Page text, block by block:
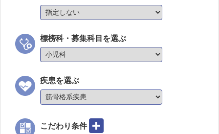
標榜科・募集科目を選ぶ
疾患を選ぶ
こだわり条件